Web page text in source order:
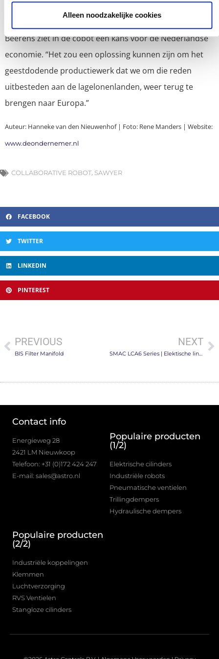
Alleen noodzakelijke cookies
robot daar wordt ingezet waar het werk is.”
Beerens ziet in de cobot een kans voor de Nederlandse
economie. “Het zou een oplossing kunnen zijn om het
geestdodende productiewerk dat we om die reden
uitbesteden aan de lagelonenlanden, weer terug te
brengen naar Europa.”
Auteur: Hanneke van den Nieuwenhof | Foto: Rene Manders | Website:
www.deondernemer.nl
COLLABORATIVE ROBOT, SAWYER
FACEBOOK
TWITTER
LINKEDIN
PINTEREST
PREVIOUS
BIS Filter Manifold
NEXT
SMAC LCA6 Series | Elektische lineaire actuator
Contact info
Energieweg 28
2421 LM Nieuwkoop
Telefoon: +31 (0)172 424 247
E-mail: sales@astro.nl
Populaire producten
(1/2)
Elektrische cilinders
Industriële robots
Pneumatische ventielen
Trillingdempers
Hydraulische dempers
Populaire producten
(2/2)
Industriële koppelingen
Klemmen
Luchtverzorging
RVS Ventielen
Stangloze cilinders